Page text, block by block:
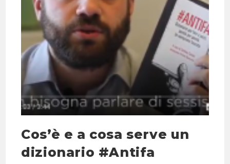
Cos’è e a cosa serve un
dizionario #Antifa